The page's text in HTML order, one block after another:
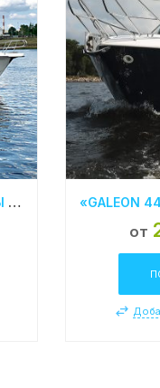
«RODMAN 44» АРЕНДА ЯХТЫ В СПБ
от